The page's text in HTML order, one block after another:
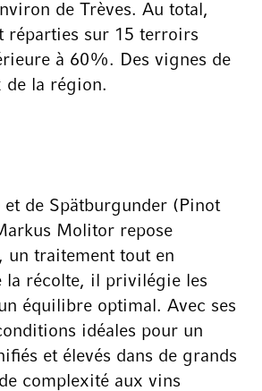
de Trèves. Au total,
réparties sur 15 terroirs
à 60%. Des vignes de
de la région.
de Spätburgunder (Pinot
Molitor repose
un traitement tout en
la récolte, il privilégie les
équilibre optimal. Avec ses
idéales pour un
et élevés dans de grands
complexité aux vins